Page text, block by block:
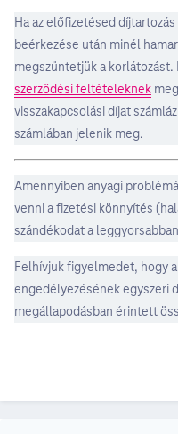
Ha az előfizetésed
beérkezése után minél
megszüntetjük a korlátozást.
szerződési feltételeknek
visszakapcsolási díjat
számlában jelenik meg.
Amennyiben anyagi
venni a fizetési könnyítés
szándékodat a
Felhívjuk figyelmedet, hogy
engedélyezésének egyszeri
megállapodásban érintett